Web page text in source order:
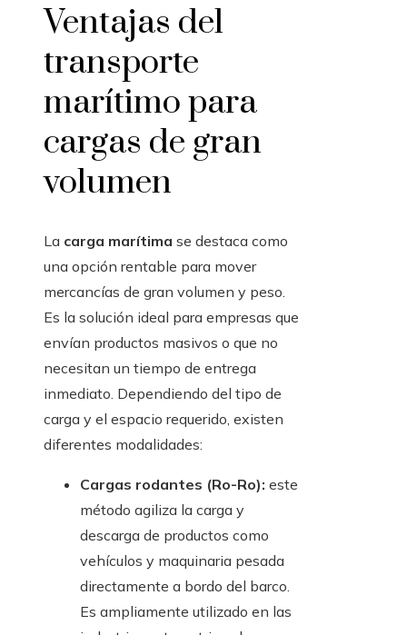
Ventajas del
transporte
marítimo para
cargas de gran
volumen
La carga marítima se destaca como
una opción rentable para mover
mercancías de gran volumen y peso.
Es la solución ideal para empresas que
envían productos masivos o que no
necesitan un tiempo de entrega
inmediato. Dependiendo del tipo de
carga y el espacio requerido, existen
diferentes modalidades:
Cargas rodantes (Ro-Ro): este
método agiliza la carga y
descarga de productos como
vehículos y maquinaria pesada
directamente a bordo del barco.
Es ampliamente utilizado en las